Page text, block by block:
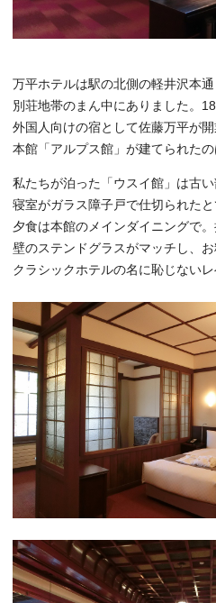
万平ホテルは駅の北側の軽井沢本
別荘地帯のまん中にありました。
外国人向けの宿として佐藤万平が
本館「アルプス館」が建てられたの
私たちが泊った「ウスイ館」は古い
寝室がガラス障子戸で仕切られたと
夕食は本館のメインダイニングで
壁のステンドグラスがマッチし、
クラシックホテルの名に恥じないレ